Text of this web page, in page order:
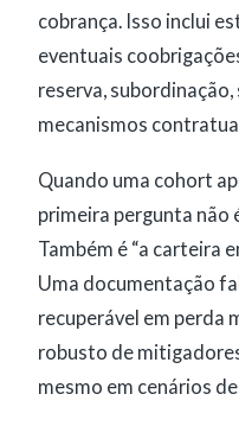
cobrança. Isso inclui
eventuais
reserva,
mecanismos
Quando uma cohort
primeira pergunta não
Também é “a carteira
Uma documentação
recuperável em perda
robusto de
mesmo em cenários